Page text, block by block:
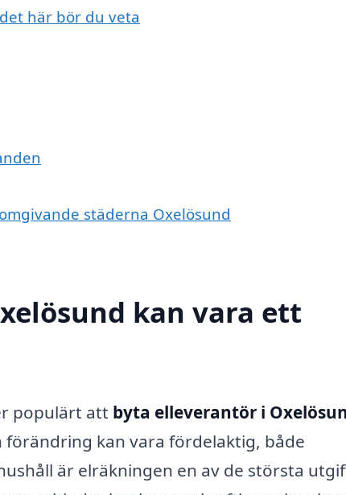
här bör du veta
städerna Oxelösund
kan vara ett
populärt att byta elleverantör i
kan vara fördelaktig, både
är elräkningen en av de största